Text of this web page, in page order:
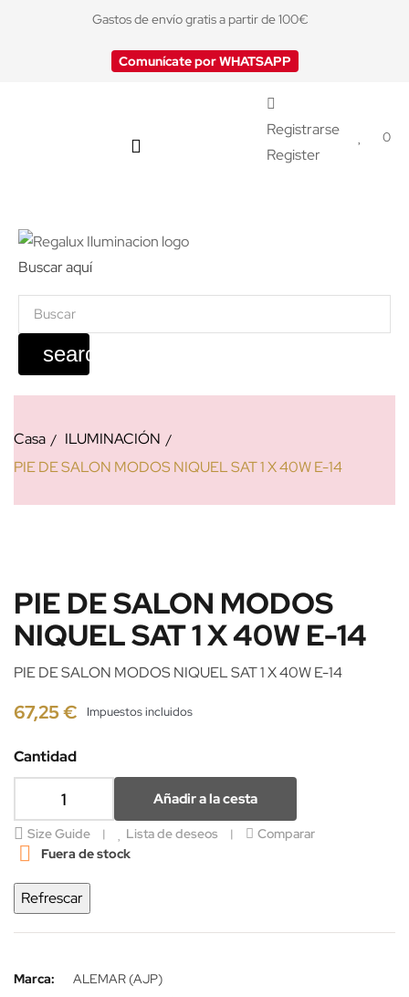
Gastos de envío gratis a partir de 100€
Comunícate por WHATSAPP
Registrarse
Register
0
Buscar aquí
search
Casa
ILUMINACIÓN
PIE DE SALON MODOS NIQUEL SAT 1 X 40W E-14
PIE DE SALON MODOS
NIQUEL SAT 1 X 40W E-14
PIE DE SALON MODOS NIQUEL SAT 1 X 40W E-14
67,25 € Impuestos incluidos
Cantidad
Añadir a la cesta
Size Guide Lista de deseos Comparar
 Fuera de stock
Marca:
ALEMAR (AJP)